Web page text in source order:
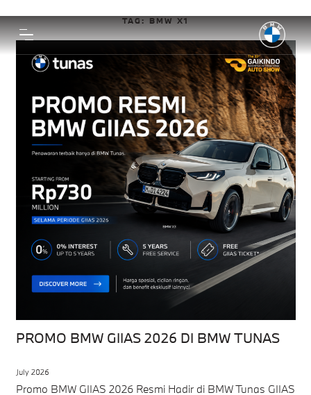
TAG:BMW X1
PROMO BMW GIIAS 2026 DI BMW TUNAS
July 2026
Promo BMW GIIAS 2026 Resmi Hadir di BMW Tunas GIIAS